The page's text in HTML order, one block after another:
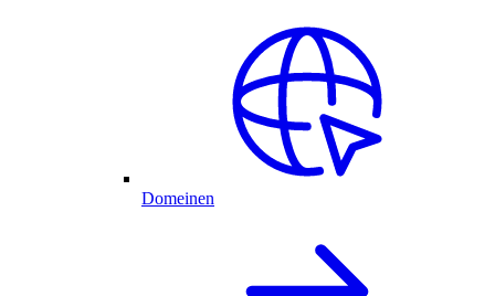
Domeinen